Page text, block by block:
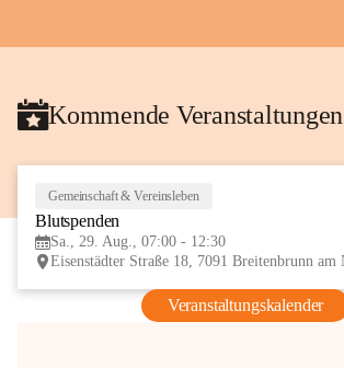
Kommende Veranstaltungen
Gemeinschaft & Vereinsleben
Blutspenden
Sa., 29. Aug., 07:00 - 12:30
Veranstaltungskalender